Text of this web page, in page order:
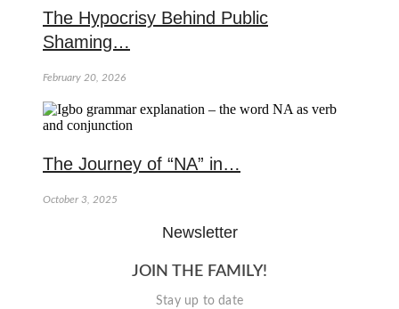
The Hypocrisy Behind Public
Shaming…
February 20, 2026
The Journey of “NA” in…
October 3, 2025
Newsletter
JOIN THE FAMILY!
Stay up to date